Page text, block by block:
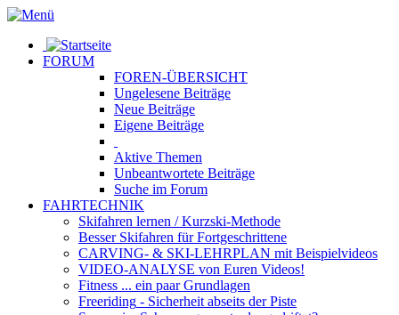
FORUM
FOREN-ÜBERSICHT
Ungelesene Beiträge
Neue Beiträge
Eigene Beiträge
Aktive Themen
Unbeantwortete Beiträge
Suche im Forum
FAHRTECHNIK
Skifahren lernen / Kurzski-Methode
Besser Skifahren für Fortgeschrittene
CARVING- & SKI-LEHRPLAN mit Beispielvideos
VIDEO-ANALYSE von Euren Videos!
Fitness ... ein paar Grundlagen
Freeriding - Sicherheit abseits der Piste